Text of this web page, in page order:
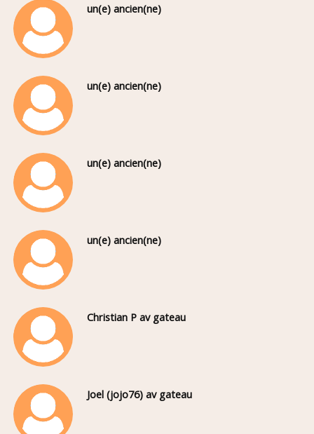
un(e) ancien(ne)
un(e) ancien(ne)
un(e) ancien(ne)
un(e) ancien(ne)
Christian P av gateau
Joel (jojo76) av gateau